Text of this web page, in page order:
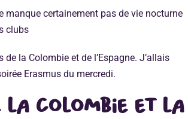
manque certainement pas de vie nocturne
clubs
la Colombie et de l’Espagne. J’allais
Erasmus du mercredi.
Colombie et la